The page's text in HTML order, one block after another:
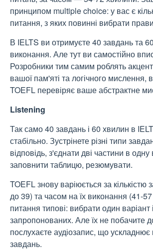
принципом multiple choice: у вас є
питання, з яких повинні вибрати
В IELTS ви отримуєте 40 завдань та
виконання. Але тут ви самостійно
Розробники тим самим роблять
вашої пам'яті та логічного мислення,
TOEFL перевіряє ваше абстрактне
Listening
Так само 40 завдань і 60 хвилин в
стабільно. Зустрінете різні типи
відповідь, з'єднати дві частини в одну
заповнити таблицю, резюмувати.
TOEFL знову варіюється за кількістю
до 39) та часом на їх виконання (41-
питання типові: вибрати один варіант
запропонованих. Але їх не побачите
послухаєте аудіозапис, що
завдань.